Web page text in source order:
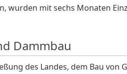
wurden mit sechs Monaten
Dammbau
des Landes, dem Bau